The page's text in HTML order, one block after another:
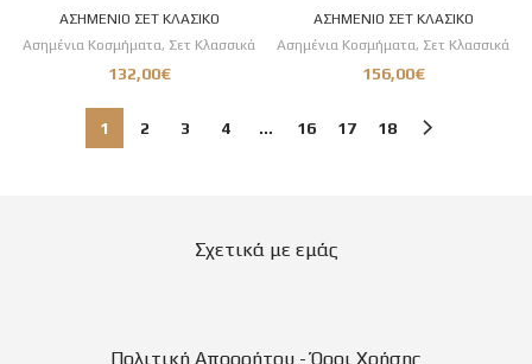
ΑΣΗΜΕΝΙΟ ΣΕΤ ΚΛΑΣΙΚΟ
Ασημένια Κοσμήματα, Σετ Κλασσικά
132,00€
ΑΣΗΜΕΝΙΟ ΣΕΤ ΚΛΑΣΙΚΟ
Ασημένια Κοσμήματα, Σετ Κλασσικά
156,00€
1 2 3 4 … 16 17 18
Σχετικά με εμάς
Πολιτική Απορρήτου - Όροι Χρήσης